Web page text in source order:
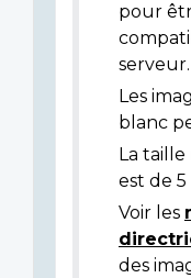
pour
serveur.
Les
blanc
La
est de 5
Voir les
des